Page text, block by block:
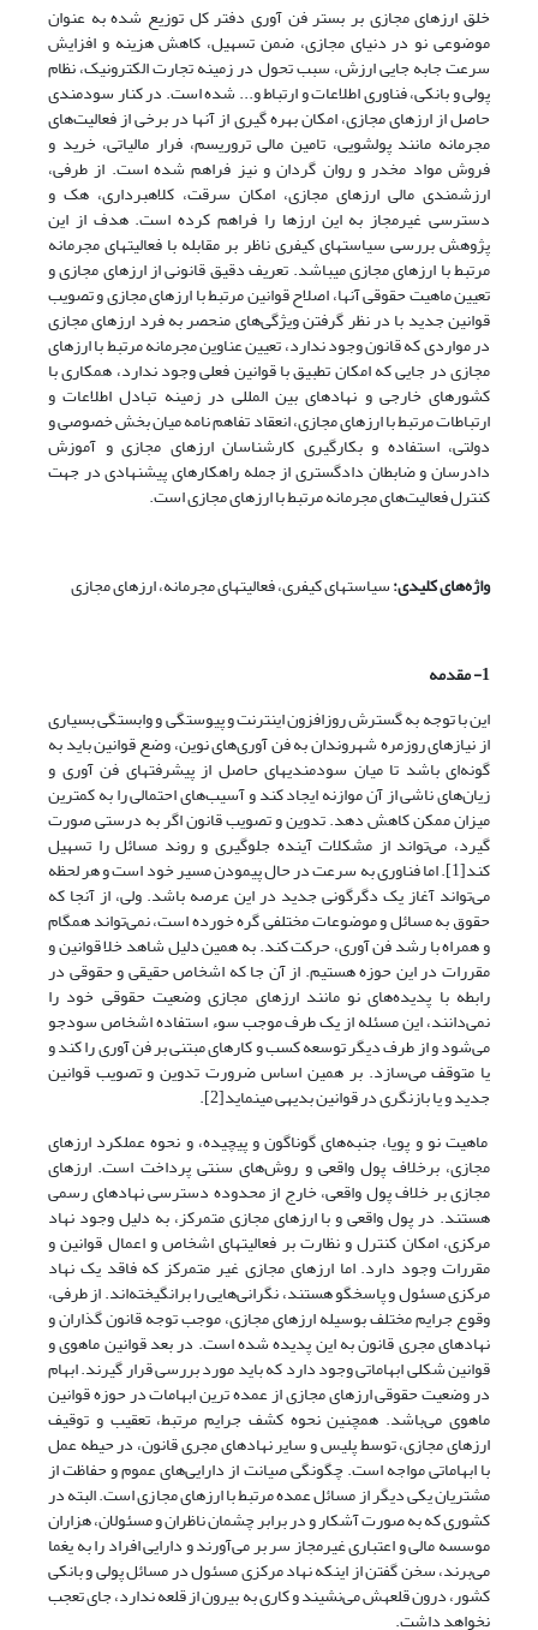
خلق ارزهای مجازی بر بستر فن آوری دفتر کل توزیع شده به عنوان
موضوعی نو در دنیای مجازی، ضمن تسهیل، کاهش هزینه و افزایش
سرعت جابه جایی ارزش، سبب تحول در زمینه تجارت الکترونیک، نظام
پولی و بانکی، فناوری اطلاعات و ارتباط و... شده است. در کنار سودمندی
حاصل از ارزهای مجازی، امکان بهره گیری از آنها در برخی از فعالیت‌های
مجرمانه مانند پولشویی، تامین مالی تروریسم، فرار مالیاتی، خرید و
فروش مواد مخدر و روان گردان و نیز فراهم شده است. از طرفی،
ارزشمندی مالی ارزهای مجازی، امکان سرقت، کلاهبرداری، هک و
دسترسی غیرمجاز به این ارزها را فراهم کرده است. هدف از این
پژوهش بررسی سیاست­های کیفری ناظر بر مقابله با فعالیت­های مجرمانه
مرتبط با ارزهای مجازی می­باشد. تعریف دقیق قانونی از ارزهای مجازی و
تعیین ماهیت حقوقی آنها، اصلاح قوانین مرتبط با ارزهای مجازی و تصویب
قوانین جدید با در نظر گرفتن ویژگی‌های منحصر به فرد ارزهای مجازی
در مواردی که قانون وجود ندارد، تعیین عناوین مجرمانه مرتبط با ارزهای
مجازی در جایی که امکان تطبیق با قوانین فعلی وجود ندارد، همکاری با
کشورهای خارجی و نهادهای بین المللی در زمینه تبادل اطلاعات و
ارتباطات مرتبط با ارزهای مجازی، انعقاد تفاهم نامه میان بخش خصوصی و
دولتی، استفاده و بکارگیری کارشناسان ارزهای مجازی و آموزش
دادرسان و ضابطان دادگستری از جمله راهکارهای پیشنهادی در جهت
کنترل فعالیت‌های مجرمانه مرتبط با ارزهای مجازی است.
واژه‌های کلیدی:سیاست­های کیفری، فعالیت­های مجرمانه، ارزهای مجازی
1- مقدمه
این با توجه به گسترش روزافزون اینترنت و پیوستگی و وابستگی بسیاری
از نیازهای روزمره شهروندان به فن آوری‌های نوین، وضع قوانین باید به
گونه‌‌ای باشد تا میان سودمندی­های حاصل از پیشرفت­های فن آوری و
زیان‌های ناشی از آن موازنه ایجاد کند و آسیب‌های احتمالی را به کمترین
میزان ممکن کاهش دهد. تدوین و تصویب قانون اگر به درستی صورت
گیرد،‌ می‌تواند از مشکلات آینده جلوگیری و روند مسائل را تسهیل
کند[1]. اما فناوری به سرعت در حال پیمودن مسیر خود است و هر لحظه‌
می‌تواند آغاز یک دگرگونی جدید در این عرصه باشد. ولی، از آنجا که
حقوق به مسائل و موضوعات مختلفی گره خورده است،‌ نمی‌تواند همگام
و همراه با رشد فن آوری، حرکت کند. به همین دلیل شاهد خلا قوانین و
مقررات در این حوزه هستیم. از آن جا که اشخاص حقیقی و حقوقی در
رابطه با پدیده‌های نو مانند ارزهای مجازی وضعیت حقوقی خود را‌
نمی‌دانند، این مسئله از یک طرف موجب سوء استفاده اشخاص سودجو‌
می‌شود و از طرف دیگر توسعه کسب و کارهای مبتنی بر فن آوری را کند و
یا متوقف‌ می‌سازد. بر همین اساس ضرورت تدوین و تصویب قوانین
جدید و یا بازنگری در قوانین بدیهی می­نماید[2].
ماهیت نو و پویا، جنبه‌های گوناگون و پیچیده، و نحوه عملکرد ارزهای
مجازی، برخلاف پول واقعی و روش‌های سنتی پرداخت است. ارزهای
مجازی بر خلاف پول واقعی، خارج از محدوده دسترسی نهادهای رسمی
هستند. در پول واقعی و با ارزهای مجازی متمرکز، به دلیل وجود نهاد
مرکزی، امکان کنترل و نظارت بر فعالیت­های اشخاص و اعمال قوانین و
مقررات وجود دارد. اما ارزهای مجازی غیر متمرکز که فاقد یک نهاد
مرکزی مسئول و پاسخگو هستند، نگرانی‌هایی را برانگیخته‌‌‌‌‌اند. از طرفی،
وقوع جرایم مختلف بوسیله ارزهای مجازی، موجب توجه قانون گذاران و
نهادهای مجری قانون به این پدیده شده است. در بعد قوانین ماهوی و
قوانین شکلی ابهاماتی وجود دارد که باید مورد بررسی قرار گیرند. ابهام
در وضعیت حقوقی ارزهای مجازی از عمده ترین ابهامات در حوزه قوانین
ماهوی‌ می‌باشد. همچنین نحوه کشف جرایم مرتبط، تعقیب و توقیف
ارزهای مجازی، توسط پلیس و سایر نهادهای مجری قانون، در حیطه عمل
با ابهاماتی مواجه است. چگونگی صیانت از دارایی‌های عموم و حفاظت از
مشتریان یکی دیگر از مسائل عمده مرتبط با ارزهای مجازی است. البته در
کشوری که به صورت آشکار و در برابر چشمان ناظران و مسئولان، هزاران
موسسه مالی و اعتباری غیرمجاز سر بر‌ می‌آورند و دارایی افراد را به یغما‌
می‌برند، سخن گفتن از اینکه نهاد مرکزی مسئول در مسائل پولی و بانکی
کشور، درون قلعه­ش‌ می‌نشیند و کاری به بیرون از قلعه ندارد، جای تعجب
نخواهد داشت.